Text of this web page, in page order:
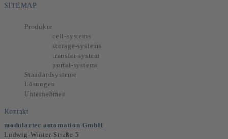
SITEMAP
Produkte
cell-systems
storage-systems
transfer-system
portal-systems
Standardsysteme
Lösungen
Unternehmen
Kontakt
modulartec automation GmbH
Ludwig-Winter-Straße 5